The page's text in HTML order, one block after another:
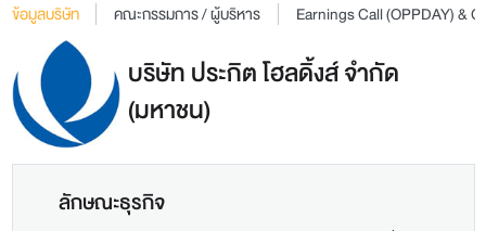
ข้อมูลบริษัท คณะกรรมการ / ผู้บริหาร Earnings Call (OPPDAY) &
บริษัท ประกิต โฮลดิ้งส์ จำกัด
(มหาชน)
ลักษณะธุรกิจ